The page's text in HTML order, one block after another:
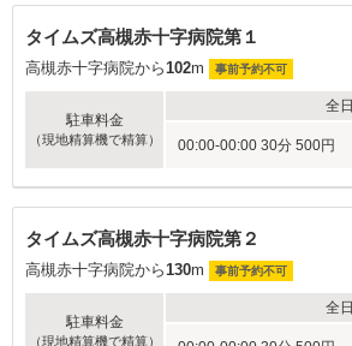
タイムズ高槻赤十字病院第１
高槻赤十字病院から102m 事前予約不可
駐車料金
（現地精算機で精算）
全日
00:00-00:00 30分 500円
タイムズ高槻赤十字病院第２
高槻赤十字病院から130m 事前予約不可
駐車料金
（現地精算機で精算）
全日